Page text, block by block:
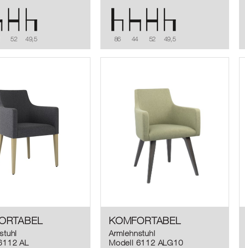
52 49,5 86 44 52 49,5
AL
KOMFORTABEL
Armlehnstuhl
Modell 6112 ALG10